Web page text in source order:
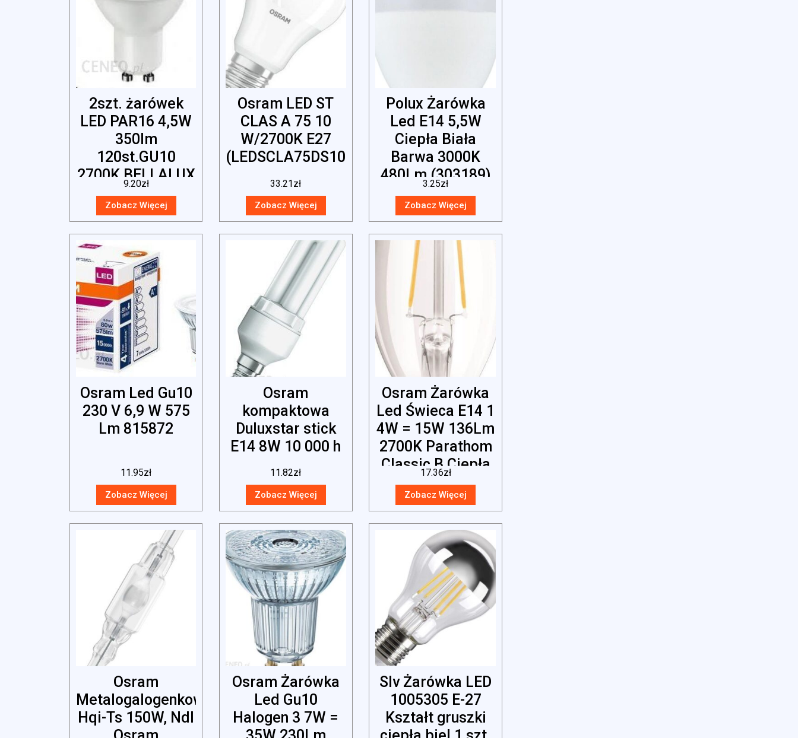
2szt. żarówek
LED PAR16 4,5W
350lm
120st.GU10
2700K BELLALUX
9.20zł
Zobacz Więcej
Osram LED ST
CLAS A 75 10
W/2700K E27
(LEDSCLA75DS10W)
33.21zł
Zobacz Więcej
Polux Żarówka
Led E14 5,5W
Ciepła Biała
Barwa 3000K
480Lm (303189)
3.25zł
Zobacz Więcej
Osram Led Gu10
230 V 6,9 W 575
Lm 815872
11.95zł
Zobacz Więcej
Osram
kompaktowa
Duluxstar stick
E14 8W 10 000 h
11.82zł
Zobacz Więcej
Osram Żarówka
Led Świeca E14 1
4W = 15W 136Lm
2700K Parathom
Classic B Ciepła
(4058075814851)
17.36zł
Zobacz Więcej
Osram
Metalogalogenkowa
Hqi-Ts 150W, Ndl
Osram Żarówka
Led Gu10
Halogen 3 7W =
Slv Żarówka LED
1005305 E-27
Kształt gruszki